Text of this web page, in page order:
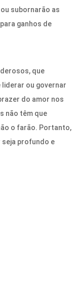
subornarão as
ganhos de
que
liderar ou governar
do amor nos
não têm que
o farão. Portanto,
seja profundo e